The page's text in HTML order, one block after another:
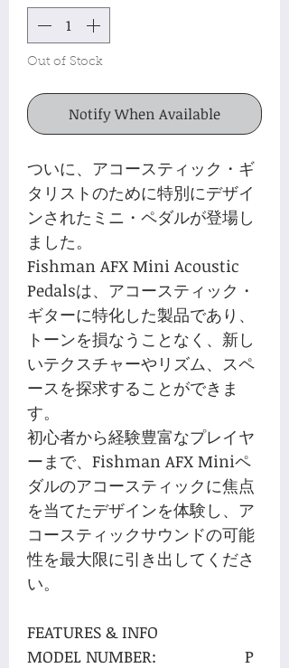
Out of Stock
Notify When Available
ついに、アコースティック・ギ
タリストのために特別にデザイ
ンされたミニ・ペダルが登場し
ました。
Fishman AFX Mini Acoustic
Pedalsは、アコースティック・
ギターに特化した製品であり、
トーンを損なうことなく、新し
いテクスチャーやリズム、スペ
ースを探求することができま
す。
初心者から経験豊富なプレイヤ
ーまで、Fishman AFX Miniペ
ダルのアコースティックに焦点
を当てたデザインを体験し、ア
コースティックサウンドの可能
性を最大限に引き出してくださ
い。
FEATURES & INFO
MODEL NUMBER:
P